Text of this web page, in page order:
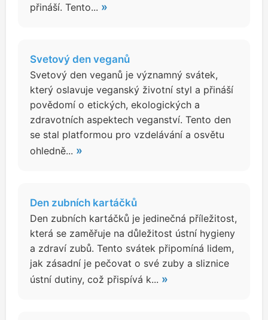
přináší. Tento... »
Svetový den veganů
Svetový den veganů je významný svátek,
který oslavuje veganský životní styl a přináší
povědomí o etických, ekologických a
zdravotních aspektech veganství. Tento den
se stal platformou pro vzdelávání a osvětu
ohledně... »
Den zubních kartáčků
Den zubních kartáčků je jedinečná příležitost,
která se zaměřuje na důležitost ústní hygieny
a zdraví zubů. Tento svátek připomíná lidem,
jak zásadní je pečovat o své zuby a sliznice
ústní dutiny, což přispívá k... »